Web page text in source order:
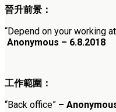
晉升前景：
“Depend on your working
Anonymous – 6.8.2018
工作範圍：
“Back office” –